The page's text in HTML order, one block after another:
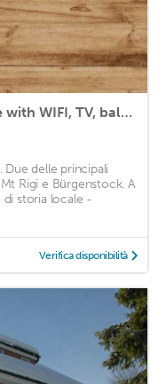
Beautiful apartment for 3 people with WIFI, TV, balcony, panoramic view and parking
delle principali
Rigi e Bürgenstock. A
di storia locale -
Verifica disponibilità